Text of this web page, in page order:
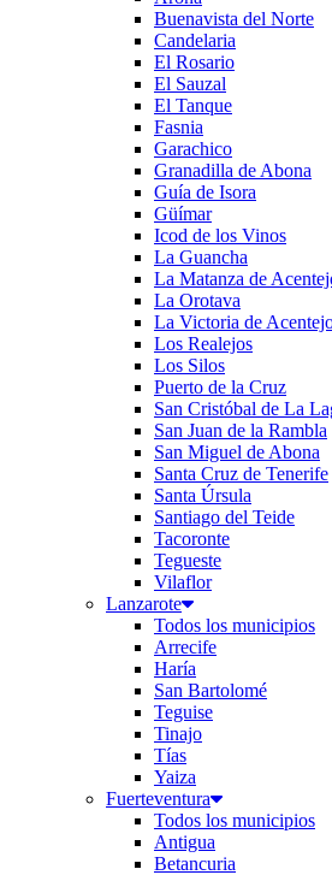
Buenavista del Norte
Candelaria
El Rosario
El Sauzal
El Tanque
Fasnia
Garachico
Granadilla de Abona
Guía de Isora
Güímar
Icod de los Vinos
La Guancha
La Matanza de
La Orotava
La Victoria de
Los Realejos
Los Silos
Puerto de la Cruz
San Cristóbal de La
San Juan de la Rambla
San Miguel de Abona
Santa Cruz de Tenerife
Santa Úrsula
Santiago del Teide
Tacoronte
Tegueste
Vilaflor
Lanzarote
Todos los municipios
Arrecife
Haría
San Bartolomé
Teguise
Tinajo
Tías
Yaiza
Fuerteventura
Todos los municipios
Antigua
Betancuria